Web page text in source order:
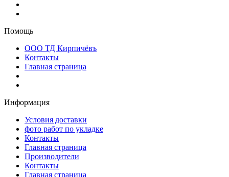
Помощь
ООО ТД Кирпичёвъ
Контакты
Главная страница
Информация
Условия доставки
фото работ по укладке
Контакты
Главная страница
Производители
Контакты
Главная страница